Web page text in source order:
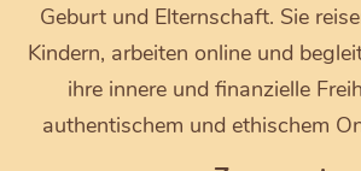
Geburt und Elternschaft. Sie
Kindern, arbeiten online und
ihre innere und finanzielle
authentischem und ethischem